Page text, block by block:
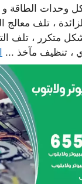
وحدات الطاقة و
، تلف معالج
متكرر ، تلف
، تنظيف مآخذ ...